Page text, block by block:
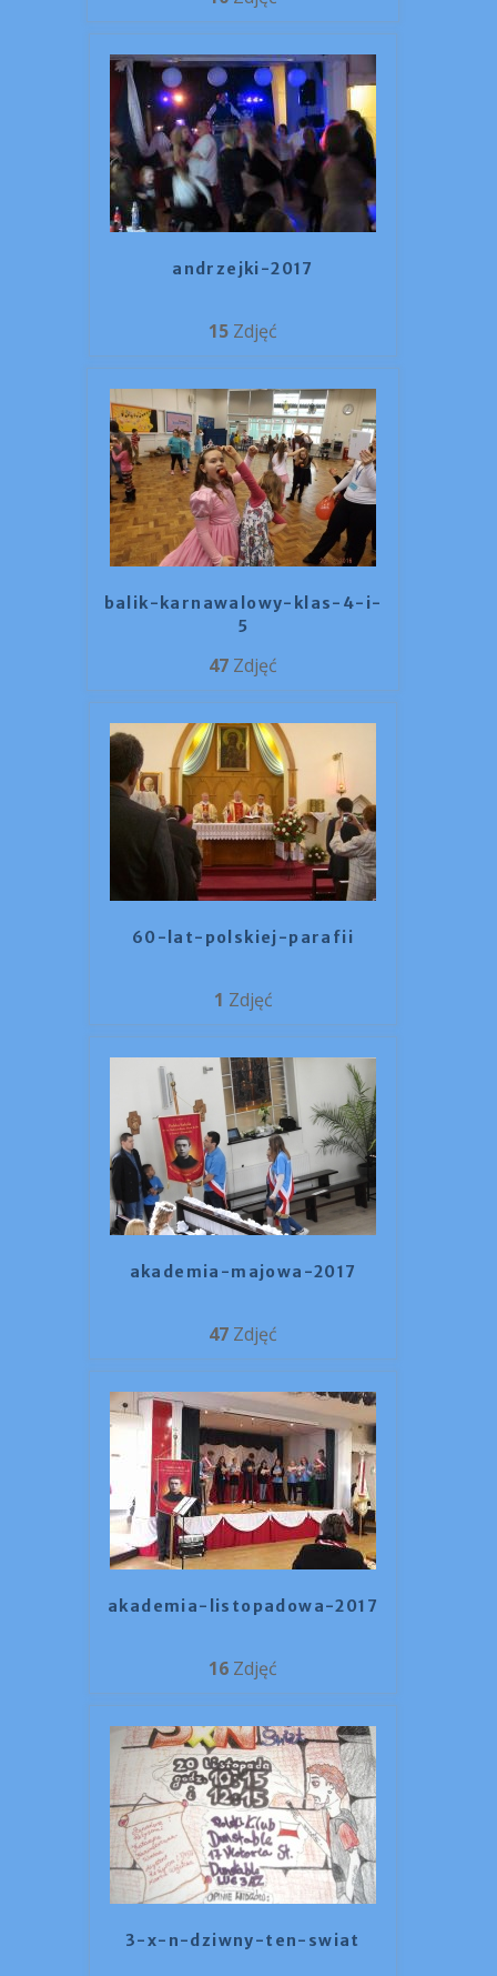
andrzejki-2017
15 Zdjęć
balik-karnawalowy-klas-4-i-
5
47 Zdjęć
60-lat-polskiej-parafii
1 Zdjęć
akademia-majowa-2017
47 Zdjęć
akademia-listopadowa-2017
16 Zdjęć
3-x-n-dziwny-ten-swiat